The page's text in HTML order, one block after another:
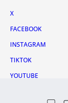
X
FACEBOOK
INSTAGRAM
TIKTOK
YOUTUBE